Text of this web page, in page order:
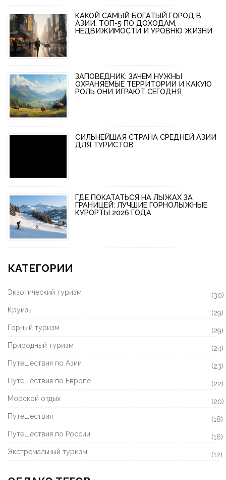
КАКОЙ САМЫЙ БОГАТЫЙ ГОРОД В
АЗИИ: ТОП-5 ПО ДОХОДАМ,
НЕДВИЖИМОСТИ И УРОВНЮ ЖИЗНИ
ЗАПОВЕДНИК: ЗАЧЕМ НУЖНЫ
ОХРАНЯЕМЫЕ ТЕРРИТОРИИ И КАКУЮ
РОЛЬ ОНИ ИГРАЮТ СЕГОДНЯ
СИЛЬНЕЙШАЯ СТРАНА СРЕДНЕЙ АЗИИ
ДЛЯ ТУРИСТОВ
ГДЕ ПОКАТАТЬСЯ НА ЛЫЖАХ ЗА
ГРАНИЦЕЙ: ЛУЧШИЕ ГОРНОЛЫЖНЫЕ
КУРОРТЫ 2026 ГОДА
КАТЕГОРИИ
Экзотический туризм
(30)
Круизы
(29)
Горный туризм
(29)
Природный туризм
(24)
Путешествия по Азии
(23)
Путешествия по Европе
(22)
Морской отдых
(20)
Путешествия
(18)
Путешествия по России
(16)
Экстремальный туризм
(12)